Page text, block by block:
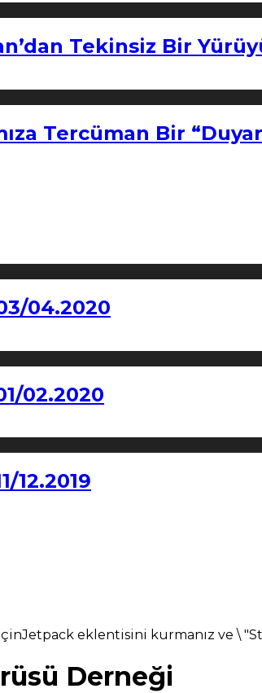
Tekinsiz Bir
Tercüman Bir
04.2020
02.2020
12.2019
eklentisini kurmanız ve \
Derneği